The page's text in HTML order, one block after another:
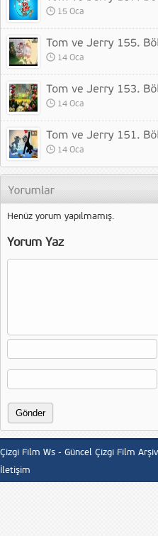
15 Oca
14 Oca
14 Oca
14 Oca
Henüz yorum yapılmamış.
Yorum Yaz
Çizgi Film Ws - Güncel Çizgi Film
İletişim